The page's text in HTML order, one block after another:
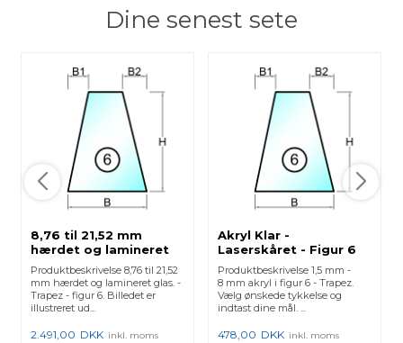
Dine senest sete
8,76 til 21,52 mm
hærdet og lamineret
glas med poleret kant
- Figur 6
Produktbeskrivelse 8,76 til 21,52
mm hærdet og lamineret glas. -
Trapez - figur 6. Billedet er
illustreret ud...
2.491,00 DKK inkl. moms
Akryl Klar -
Laserskåret - Figur 6
Produktbeskrivelse 1,5 mm -
8 mm akryl i figur 6 - Trapez.
Vælg ønskede tykkelse og
indtast dine mål. ...
478,00 DKK inkl. moms